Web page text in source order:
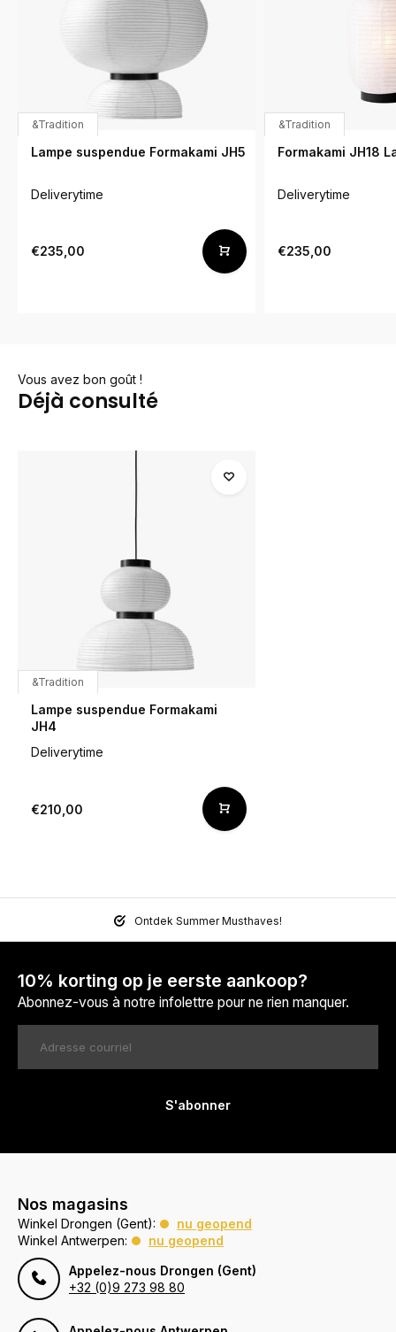
&Tradition
Lampe suspendue Formakami JH5
Deliverytime
€235,00
&Tradition
Formakami JH18
Deliverytime
€235,00
Vous avez bon goût !
Déjà consulté
&Tradition
Lampe suspendue Formakami
JH4
Deliverytime
€210,00
Ontdek Summer Musthaves!
10% korting op je eerste aankoop?
Abonnez-vous à notre infolettre pour ne rien manquer.
S'abonner
Nos magasins
Winkel Drongen (Gent):
nu geopend
Winkel Antwerpen:
nu geopend
Appelez-nous Drongen (Gent)
+32 (0)9 273 98 80